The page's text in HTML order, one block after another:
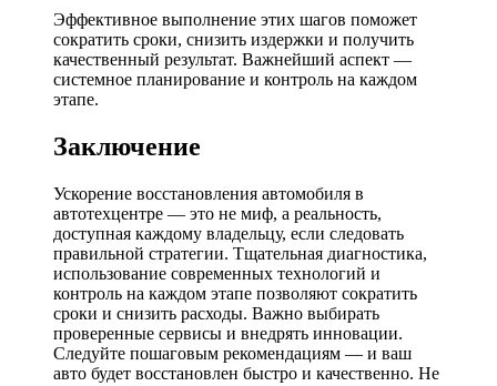
Эффективное выполнение этих шагов поможет
сократить сроки, снизить издержки и получить
качественный результат. Важнейший аспект —
системное планирование и контроль на каждом
этапе.
Заключение
Ускорение восстановления автомобиля в
автотехцентре — это не миф, а реальность,
доступная каждому владельцу, если следовать
правильной стратегии. Tщательная диагностика,
использование современных технологий и
контроль на каждом этапе позволяют сократить
сроки и снизить расходы. Важно выбирать
проверенные сервисы и внедрять инновации.
Следуйте пошаговым рекомендациям — и ваш
авто будет восстановлен быстро и качественно. Не